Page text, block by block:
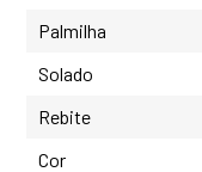
Palmilha
Solado
Rebite
Cor